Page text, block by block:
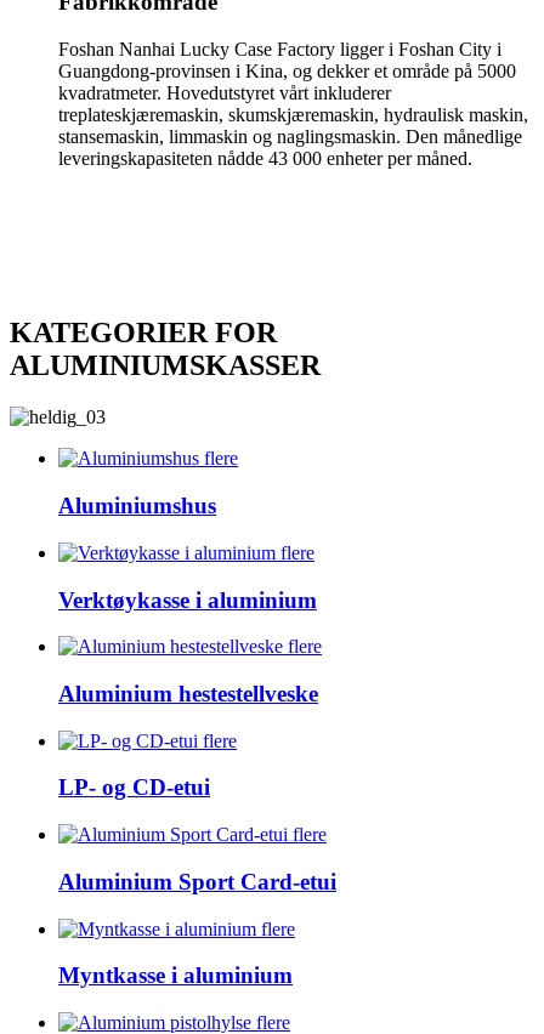
Foshan Nanhai Lucky Case Factory ligger i Foshan City i
Guangdong-provinsen i Kina, og dekker et område på 5000
kvadratmeter. Hovedutstyret vårt inkluderer
treplateskjæremaskin, skumskjæremaskin, hydraulisk maskin,
stansemaskin, limmaskin og naglingsmaskin. Den månedlige
leveringskapasiteten nådde 43 000 enheter per måned.
KATEGORIER FOR
ALUMINIUMSKASSER
flere
Aluminiumshus
flere
Verktøykasse i aluminium
flere
Aluminium hestestellveske
flere
LP- og CD-etui
flere
Aluminium Sport Card-etui
flere
Myntkasse i aluminium
flere